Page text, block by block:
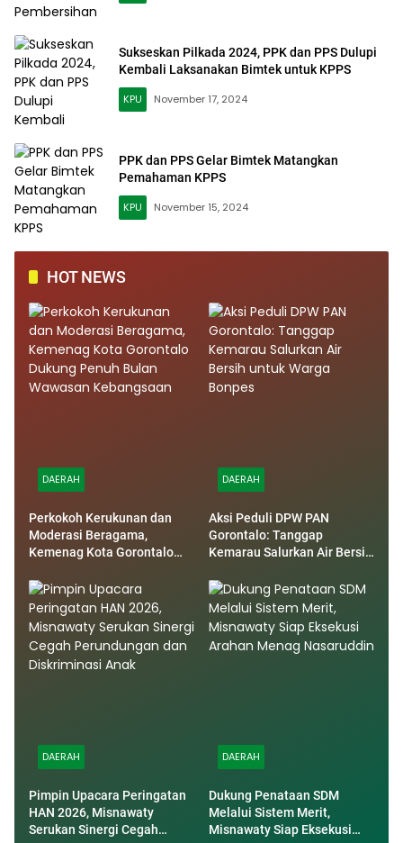
Sukseskan Pilkada 2024, PPK dan PPS Dulupi
Kembali Laksanakan Bimtek untuk KPPS
KPU November 17, 2024
PPK dan PPS Gelar Bimtek Matangkan
Pemahaman KPPS
KPU November 15, 2024
HOT NEWS
DAERAH
Perkokoh Kerukunan dan
Moderasi Beragama,
Kemenag Kota Gorontalo
Wawasan Kebangsaan
DAERAH
Aksi Peduli DPW PAN
Gorontalo: Tanggap
Kemarau Salurkan Air Bersih
DAERAH
Pimpin Upacara Peringatan
HAN 2026, Misnawaty
Serukan Sinergi Cegah
DAERAH
Dukung Penataan SDM
Melalui Sistem Merit,
Misnawaty Siap Eksekusi